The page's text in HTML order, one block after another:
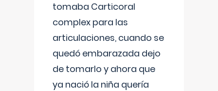
tomaba Carticoral
complex para las
articulaciones, cuando se
quedó embarazada dejo
de tomarlo y ahora que
ya nació la niña quería